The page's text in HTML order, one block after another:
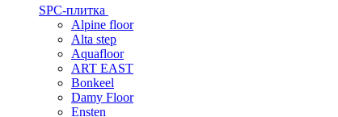
SPC-плитка
Alpine floor
Alta step
Aquafloor
ART EAST
Bonkeel
Damy Floor
Ensten